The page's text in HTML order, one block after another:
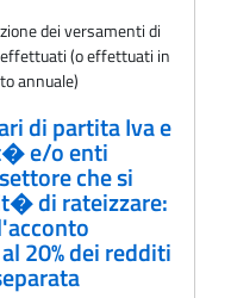
dei versamenti di
(o effettuati in
annuale)
di partita Iva e
e/o enti
che si
di rateizzare:
20% dei redditi